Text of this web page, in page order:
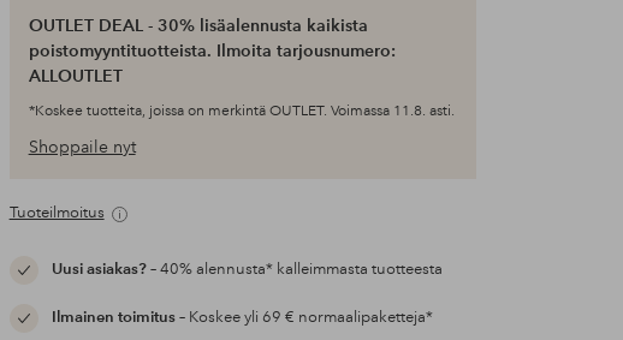
OUTLET DEAL - 30% lisäalennusta kaikista
poistomyyntituotteista. Ilmoita tarjousnumero:
ALLOUTLET
*Koskee tuotteita, joissa on merkintä OUTLET. Voimassa 11.8. asti.
Shoppaile nyt
Tuoteilmoitus
Uusi asiakas?– 40% alennusta* kalleimmasta tuotteesta
Ilmainen toimitus– Koskee yli 69 € normaalipaketteja*